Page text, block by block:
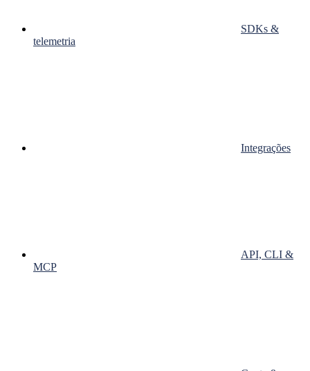
SDKs &
telemetria
Integrações
API, CLI &
MCP